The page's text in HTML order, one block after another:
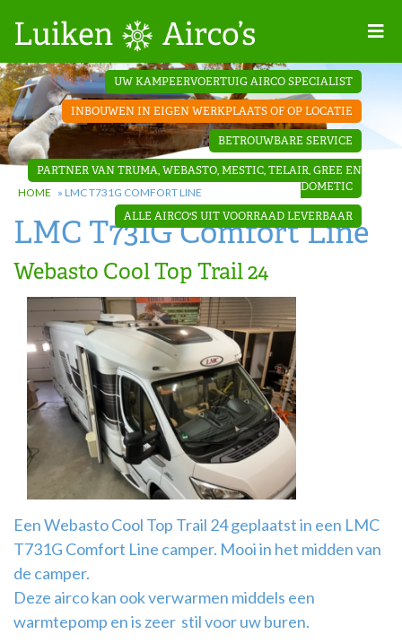
Projecten
Contact
Dakopbouw
airco’s
‘Onder de
bank’ airco’s
‘Teleco
Ultra
Comfort ‘
airco
Airco
montage
UW KAMPEERVOERTUIG AIRCO SPECIALIST
INBOUWEN IN EIGEN WERKPLAATS OF OP LOCATIE
BETROUWBARE SERVICE
PARTNER VAN TRUMA, WEBASTO, MESTIC, TELAIR, GREE EN
DOMETIC
ALLE AIRCO'S UIT VOORRAAD LEVERBAAR
HOME » LMC T731G COMFORT LINE
LMC T731G Comfort Line
Webasto Cool Top Trail 24
Een Webasto Cool Top Trail 24 geplaatst in een LMC
T731G Comfort Line camper. Mooi in het midden van
de camper.
Deze airco kan ook verwarmen middels een
warmtepomp en is zeer stil voor uw buren.